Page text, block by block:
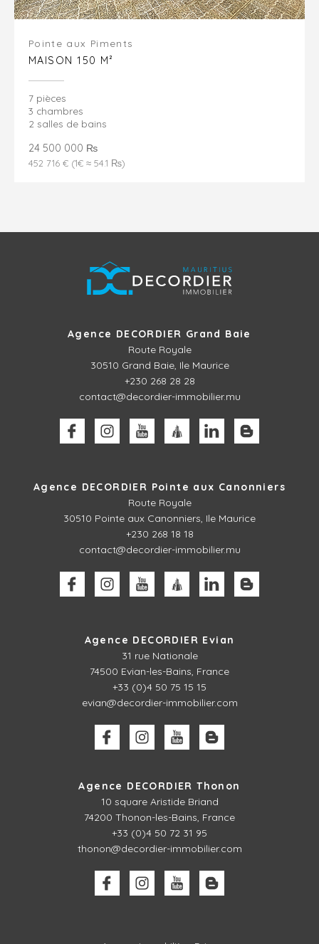
Pointe aux Piments
MAISON 150 M²
7 pièces
3 chambres
2 salles de bains
24 500 000 ₨
452 716 € (1€ ≈ 54.1 ₨)
Agence DECORDIER Grand Baie
Route Royale
30510 Grand Baie, Ile Maurice
+230 268 28 28
contact@decordier-immobilier.mu
Agence DECORDIER Pointe aux Canonniers
Route Royale
30510 Pointe aux Canonniers, Ile Maurice
+230 268 18 18
contact@decordier-immobilier.mu
Agence DECORDIER Evian
31 rue Nationale
74500 Evian-les-Bains, France
+33 (0)4 50 75 15 15
evian@decordier-immobilier.com
Agence DECORDIER Thonon
10 square Aristide Briand
74200 Thonon-les-Bains, France
+33 (0)4 50 72 31 95
thonon@decordier-immobilier.com